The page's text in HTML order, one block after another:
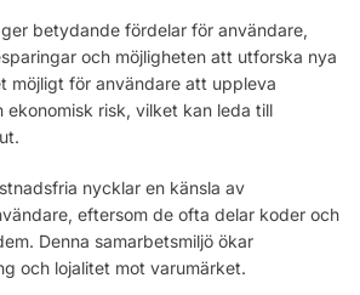
betydande fördelar för användare,
och möjligheten att utforska nya
möjligt för användare att uppleva
ekonomisk risk, vilket kan leda till
nycklar en känsla av
eftersom de ofta delar koder och
Denna samarbetsmiljö ökar
och lojalitet mot varumärket.